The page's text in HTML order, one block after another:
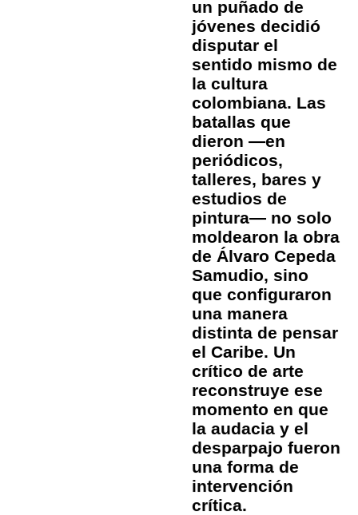
un puñado de
jóvenes decidió
disputar el
sentido mismo de
la cultura
colombiana. Las
batallas que
dieron —en
periódicos,
talleres, bares y
estudios de
pintura— no solo
moldearon la obra
de Álvaro Cepeda
Samudio, sino
que configuraron
una manera
distinta de pensar
el Caribe. Un
crítico de arte
reconstruye ese
momento en que
la audacia y el
desparpajo fueron
una forma de
intervención
crítica.